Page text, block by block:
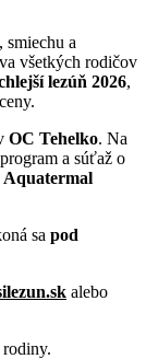
a
všetkých rodičov
lezúň 2026,
OC Tehelko. Na
a súťaž o
sa pod
alebo